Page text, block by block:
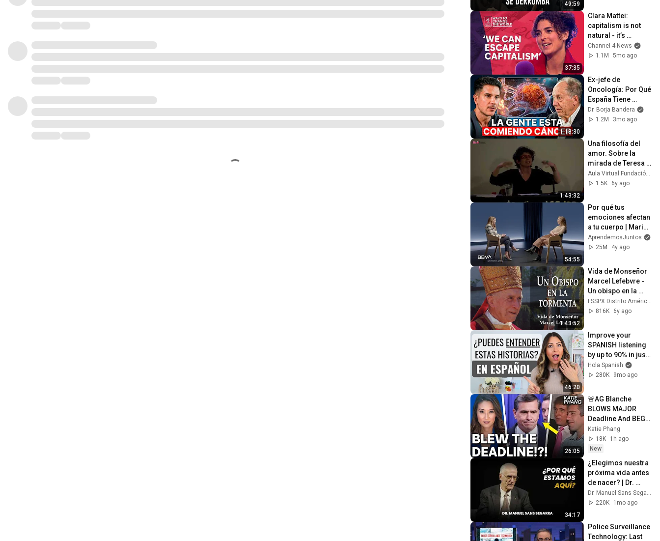
49:59
colapsa”
37:35
Clara Mattei:
capitalism is not
natural - it’s
enforced
Channel 4 News
1.1M
5mo ago
1:18:30
Ex-jefe de
Oncología: Por Qué
España Tiene
Tantos Casos de
Cáncer (la
plato)
Dr. Borja Bandera
1.2M
3mo ago
1:43:32
Una filosofía del
amor. Sobre la
mirada de Teresa
de Lauretis | Fefa
Vila
Aula Virtual Fundación de los Comunes
1.5K
6y ago
54:55
Por qué tus
emociones afectan
a tu cuerpo | Marian
Rojas-Estapé,
psiquiatra y
AprendemosJuntos
25M
4y ago
1:43:52
Vida de Monseñor
Marcel Lefebvre -
Un obispo en la
tormenta
FSSPX Distrito América del Sur
816K
6y ago
46:20
Improve your
SPANISH listening
by up to 90% in just
45 minutes!
Hola Spanish
280K
9mo ago
26:05
🚨AG Blanche
BLOWS MAJOR
Deadline And BEGS
Judge For MORE
TIME In MY Lawsuit!!
Katie Phang
18K
1h ago
New
34:17
¿Elegimos nuestra
próxima vida antes
de nacer? | Dr.
Manuel Sans
Segarra
Dr. Manuel Sans Segarra
220K
1mo ago
Police Surveillance
Technology: Last